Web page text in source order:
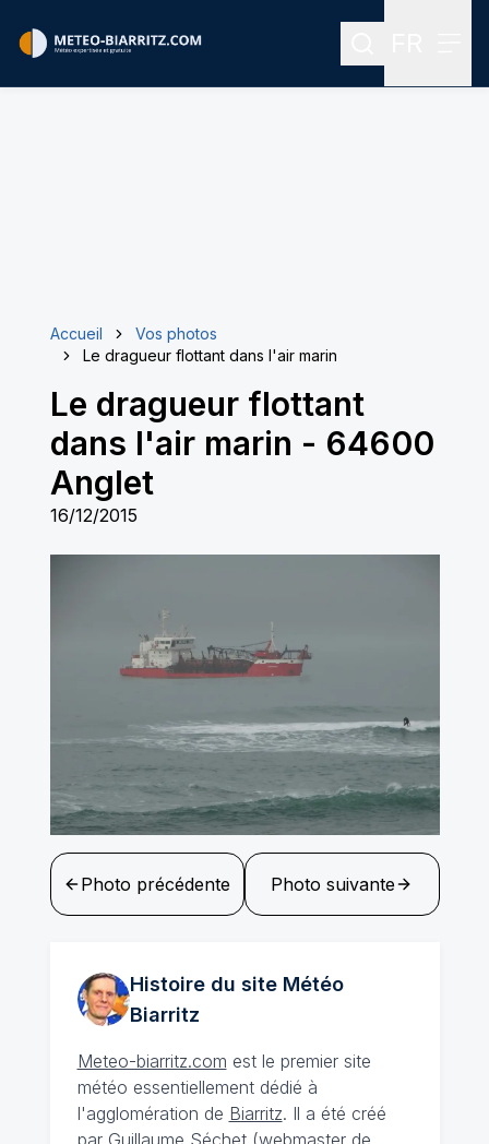
Rechercher
Accueil
Vos photos
Le dragueur flottant dans l'air marin
Le dragueur flottant
dans l'air marin - 64600
Anglet
16/12/2015
Photo précédente Photo suivante
Histoire du site Météo
Biarritz
Meteo-biarritz.com est le premier site
météo essentiellement dédié à
l'agglomération de Biarritz. Il a été créé
par Guillaume Séchet (webmaster de